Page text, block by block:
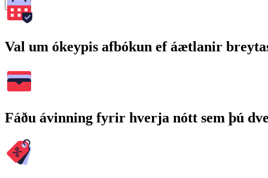
Leita
Val um ókeypis afbókun ef áætlanir
Fáðu ávinning fyrir hverja nótt sem þú